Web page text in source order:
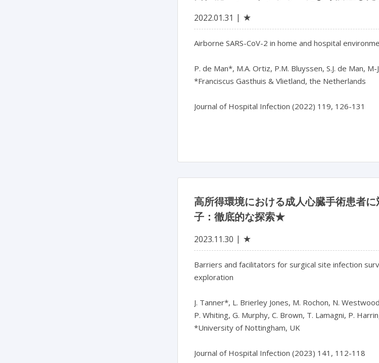
2022.01.31 ★
Airborne SARS-CoV-2 in home and hospital
P. de Man*, M.A. Ortiz, P.M. Bluyssen, S.J. de Man,
*Franciscus Gasthuis & Vlietland, the Netherlands
Journal of Hospital Infection (2022) 119, 126-131
高所得環境における成人心臓手術患者
子：徹底的な探索★
2023.11.30 ★
Barriers and facilitators for surgical site infection
exploration
J. Tanner*, L. Brierley Jones, M. Rochon, N.
P. Whiting, G. Murphy, C. Brown, T. Lamagni, P.
*University of Nottingham, UK
Journal of Hospital Infection (2023) 141, 112-118